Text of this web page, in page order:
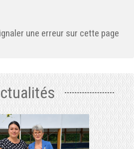
une erreur sur cette page